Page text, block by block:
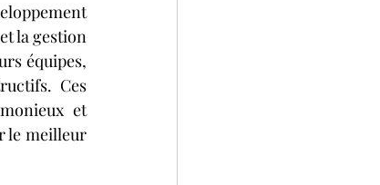
la gestion
équipes,
Ces
et
le meilleur